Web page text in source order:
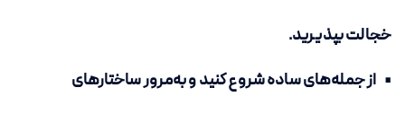
خجالت بپذیرید.
• از جمله‌های ساده شروع کنید و به‌مرور ساختارهای